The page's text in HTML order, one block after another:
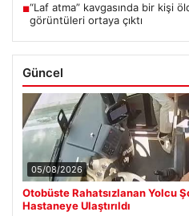
■“Laf atma” kavgasında bir kişi
görüntüleri ortaya çıktı
Güncel
05/08/2026
Otobüste Rahatsızlanan Yolcu
Hastaneye Ulaştırıldı